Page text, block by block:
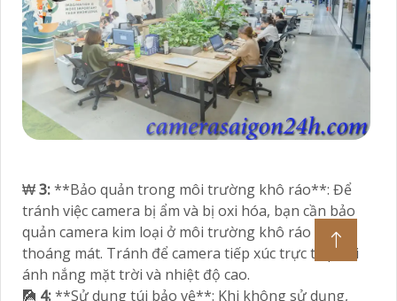
₩3:**Bảo quản trong môi trường khô ráo**: Để
tránh việc camera bị ẩm và bị oxi hóa, bạn cần bảo
quản camera kim loại ở môi trường khô ráo và
thoáng mát. Tránh để camera tiếp xúc trực tiếp với
ánh nắng mặt trời và nhiệt độ cao.
🎑 4:**Sử dụng túi bảo vệ**: Khi không sử dụng,